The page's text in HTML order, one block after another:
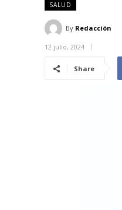
SALUD
By Redacción
12 julio, 2024
Share